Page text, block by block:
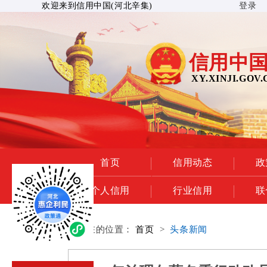
欢迎来到信用中国(河北辛集) 登录
信用中
首页 信用动态
个人信用 行业信用
您所在的位置：首页 >头条新闻